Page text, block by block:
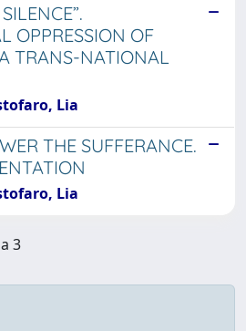
OPPRESSION OF
TRANS-NATIONAL
Lia
THE SUFFERANCE.
Lia
3